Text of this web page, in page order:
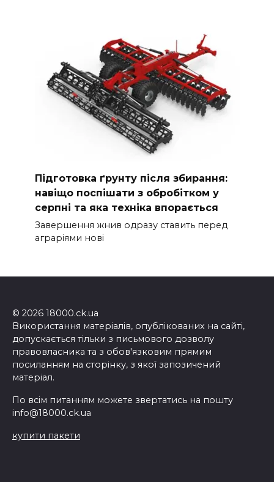
Підготовка ґрунту після збирання:
навіщо поспішати з обробітком у
серпні та яка техніка впорається
Завершення жнив одразу ставить перед
аграріями нові
© 2026 18000.ck.ua
Використання матеріалів, опублікованих на сайті,
допускається тільки з письмового дозволу
правовласника та з обов'язковим прямим
посиланням на сторінку, з якої запозичений
матеріал.
По всім питанням можете звертатись на пошту
info@18000.ck.ua
купити пакети